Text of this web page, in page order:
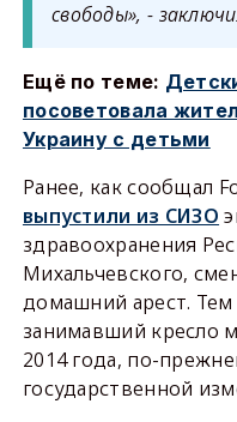
свободы», -
Ещё по теме:
посоветовала
Украину с детьми
Ранее, как сообщал
выпустили из СИЗО
здравоохранения
Михальчевского,
домашний арест.
занимавший кресло
2014 года, по-
государственной